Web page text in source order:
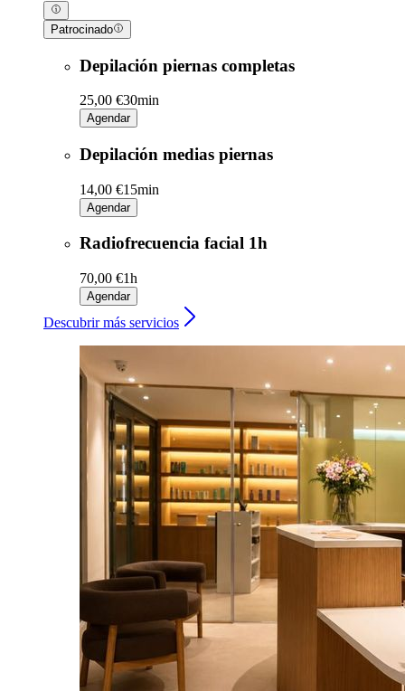
Patrocinado
Depilación piernas completas
25,00 €30min
Agendar
Depilación medias piernas
14,00 €15min
Agendar
Radiofrecuencia facial 1h
70,00 €1h
Agendar
Descubrir más servicios